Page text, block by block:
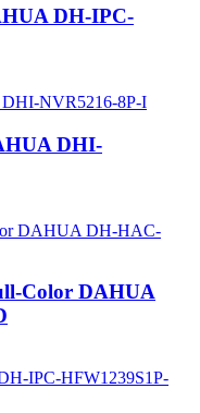
DH-IPC-
DHI-
Color DAHUA